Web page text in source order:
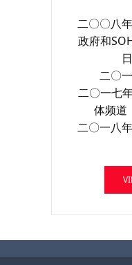
二〇〇八
政府和
二〇
二〇一七
体频道
二〇一八